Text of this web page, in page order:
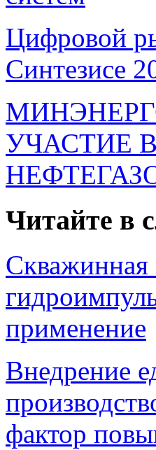
Цифровой
Синтезисе
УЧАСТИЕ
Читайте в
Скважинная
применение
Внедрение
фактор